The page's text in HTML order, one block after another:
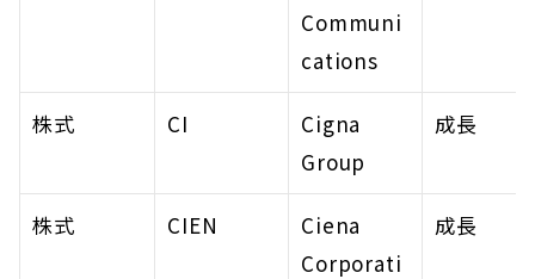
Communi
cations
株式 CI
Cigna
Group
成長
株式 CIEN
Ciena
Corporati
成長